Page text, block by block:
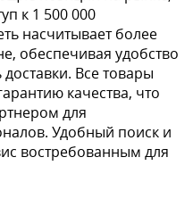
к 1 500 000
насчитывает более
обеспечивая удобство
Все товары
качества, что
для
Удобный поиск и
востребованным для